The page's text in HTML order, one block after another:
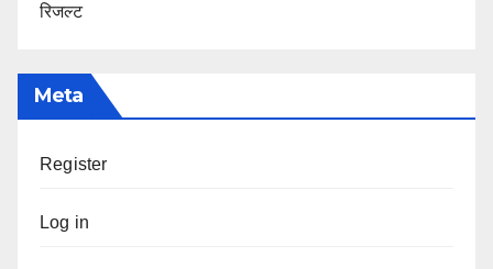
रिजल्ट
Meta
Register
Log in